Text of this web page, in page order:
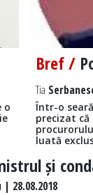
o
Bref /
Tia
Într-o
precizat că
luată
și
28.08.2018